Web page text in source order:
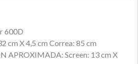
600D
cm X 4,5 cm Correa: 85 cm
APROXIMADA: Screen: 13 cm X